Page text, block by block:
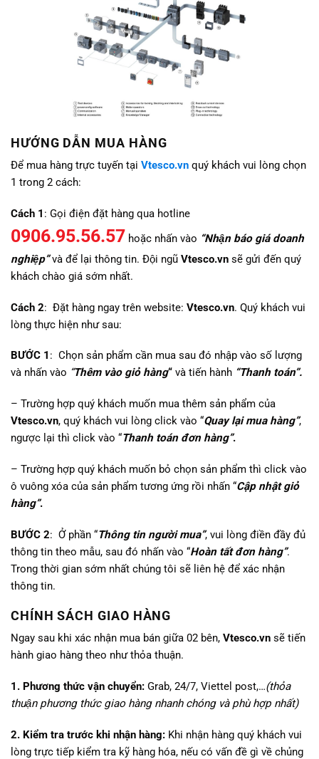
HƯỚNG DẪN MUA HÀNG
Để mua hàng trực tuyến tại Vtesco.vn quý khách vui lòng chọn
1 trong 2 cách:
Cách 1 : Gọi điện đặt hàng qua hotline
0906.95.56.57 hoặc nhấn vào “Nhận báo giá doanh
nghiệp”và để lại thông tin. Đội ngũ Vtesco.vn sẽ gửi đến quý
khách chào giá sớm nhất.
Cách 2: Đặt hàng ngay trên website: Vtesco.vn. Quý khách vui
lòng thực hiện như sau:
BƯỚC 1 : Chọn sản phẩm cần mua sau đó nhập vào số lượng
và nhấn vào “Thêm vào giỏ hàng“ và tiến hành “Thanh toán”.
– Trường hợp quý khách muốn mua thêm sản phẩm của
Vtesco.vn, quý khách vui lòng click vào “Quay lại mua hàng”,
ngược lại thì click vào “Thanh toán đơn hàng”.
– Trường hợp quý khách muốn bỏ chọn sản phẩm thì click vào
ô vuông xóa của sản phẩm tương ứng rồi nhấn “Cập nhật giỏ
hàng”.
BƯỚC 2: Ở phần “Thông tin người mua”, vui lòng điền đầy đủ
thông tin theo mẫu, sau đó nhấn vào “Hoàn tất đơn hàng”.
Trong thời gian sớm nhất chúng tôi sẽ liên hệ để xác nhận
thông tin.
CHÍNH SÁCH GIAO HÀNG
Ngay sau khi xác nhận mua bán giữa 02 bên, Vtesco.vn sẽ tiến
hành giao hàng theo như thỏa thuận.
1. Phương thức vận chuyển: Grab, 24/7, Viettel post,…(thỏa
thuận phương thức giao hàng nhanh chóng và phù hợp nhất)
2. Kiểm tra trước khi nhận hàng: Khi nhận hàng quý khách vui
lòng trực tiếp kiểm tra kỹ hàng hóa, nếu có vấn đề gì về chủng